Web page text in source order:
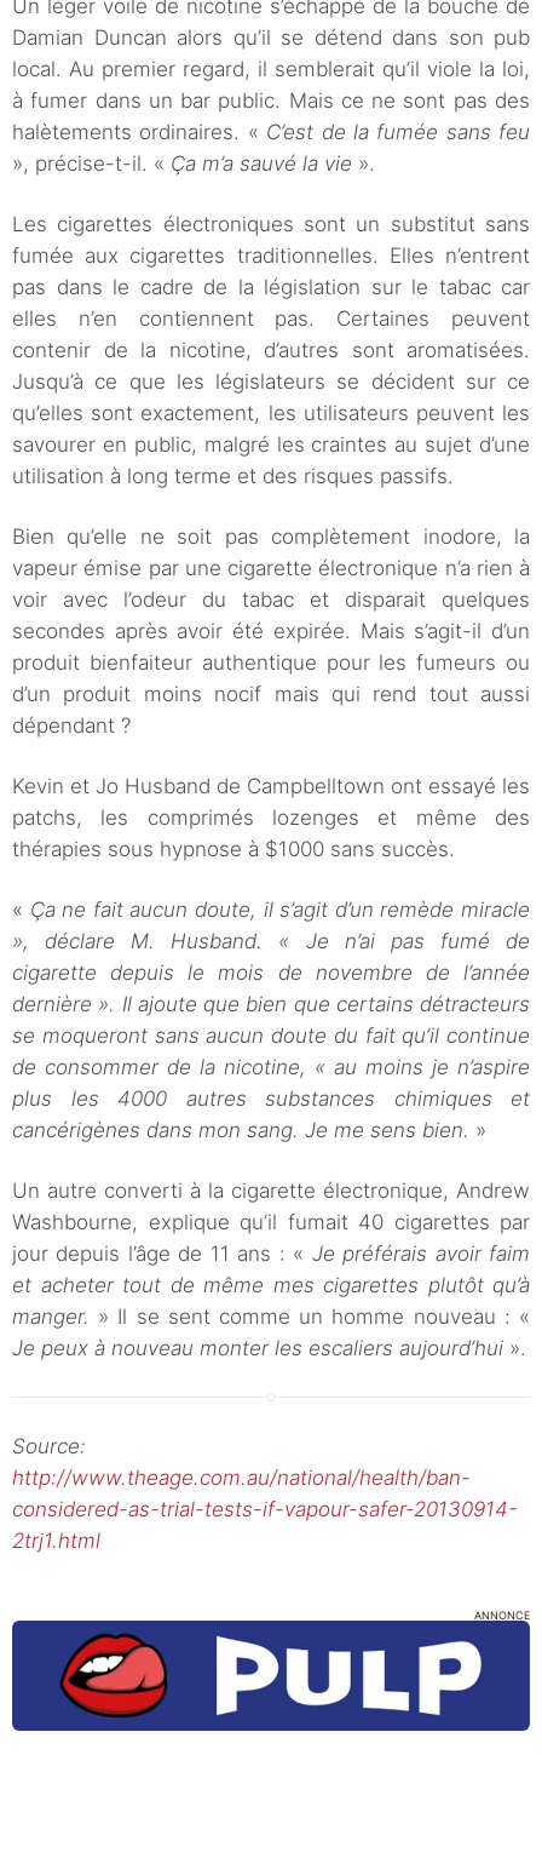
Un léger voile de nicotine s’échappe de la bouche de
Damian Duncan alors qu’il se détend dans son pub
local. Au premier regard, il semblerait qu’il viole la loi,
à fumer dans un bar public. Mais ce ne sont pas des
halètements ordinaires. « C’est de la fumée sans feu
», précise-t-il. « Ça m’a sauvé la vie ».
Les cigarettes électroniques sont un substitut sans
fumée aux cigarettes traditionnelles. Elles n’entrent
pas dans le cadre de la législation sur le tabac car
elles n’en contiennent pas. Certaines peuvent
contenir de la nicotine, d’autres sont aromatisées.
Jusqu’à ce que les législateurs se décident sur ce
qu’elles sont exactement, les utilisateurs peuvent les
savourer en public, malgré les craintes au sujet d’une
utilisation à long terme et des risques passifs.
Bien qu’elle ne soit pas complètement inodore, la
vapeur émise par une cigarette électronique n’a rien à
voir avec l’odeur du tabac et disparait quelques
secondes après avoir été expirée. Mais s’agit-il d’un
produit bienfaiteur authentique pour les fumeurs ou
d’un produit moins nocif mais qui rend tout aussi
dépendant ?
Kevin et Jo Husband de Campbelltown ont essayé les
patchs, les comprimés lozenges et même des
thérapies sous hypnose à $1000 sans succès.
« Ça ne fait aucun doute, il s’agit d’un remède miracle
», déclare M. Husband. « Je n’ai pas fumé de
cigarette depuis le mois de novembre de l’année
dernière ». Il ajoute que bien que certains détracteurs
se moqueront sans aucun doute du fait qu’il continue
de consommer de la nicotine, « au moins je n’aspire
plus les 4000 autres substances chimiques et
cancérigènes dans mon sang. Je me sens bien. »
Un autre converti à la cigarette électronique, Andrew
Washbourne, explique qu’il fumait 40 cigarettes par
jour depuis l’âge de 11 ans : « Je préférais avoir faim
et acheter tout de même mes cigarettes plutôt qu’à
manger. » Il se sent comme un homme nouveau : «
Je peux à nouveau monter les escaliers aujourd’hui ».
Source:
http://www.theage.com.au/national/health/ban-
considered-as-trial-tests-if-vapour-safer-20130914-
2trj1.html
ANNONCE